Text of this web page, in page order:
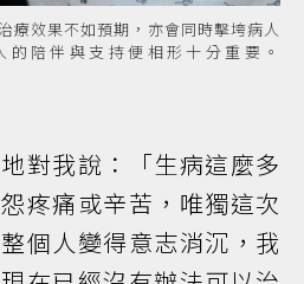
療效果不如預期，亦會同時擊垮病人
陪伴與支持便相形十分重要。
對我說：「生病這麼多
疼痛或辛苦，唯獨這次
個人變得意志消沉，我